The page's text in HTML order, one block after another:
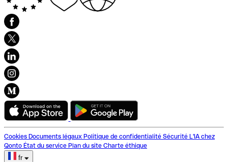
Cookies Documents légaux Politique de confidentialité Sécurité L'IA chez
Qonto État du service Plan du site Charte éthique
fr